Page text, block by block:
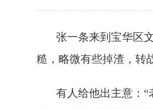
张一条来到宝华区
糙，略微有些掉渣，转
有人给他出主意：